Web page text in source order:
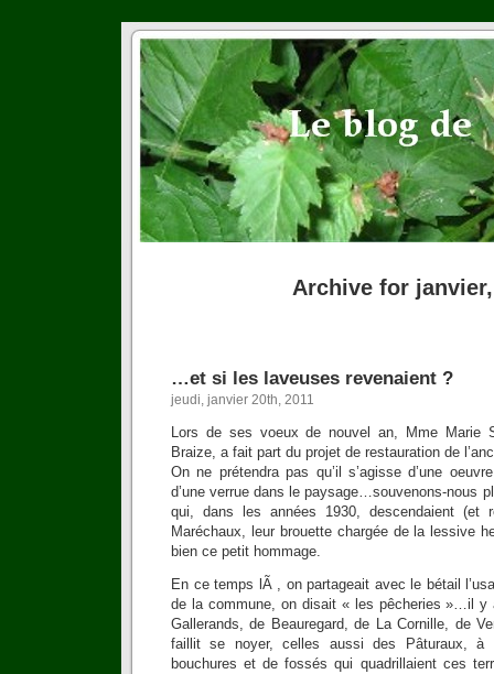
Archive for janvier,
…et si les laveuses revenaient ?
jeudi, janvier 20th, 2011
Lors de ses voeux de nouvel an, Mme Marie
Braize, a fait part du projet de restauration de
On ne prétendra pas qu’il s’agisse d’une
d’une verrue dans le paysage…souvenons-nous
qui, dans les années 1930, descendaient (et
Maréchaux, leur brouette chargée de la lessive
bien ce petit hommage.
En ce temps lÃ , on partageait avec le bétail
de la commune, on disait « les pêcheries »…il y
Gallerands, de Beauregard, de La Cornille, de
faillit se noyer, celles aussi des Pâturaux, à
bouchures et de fossés qui quadrillaient ces